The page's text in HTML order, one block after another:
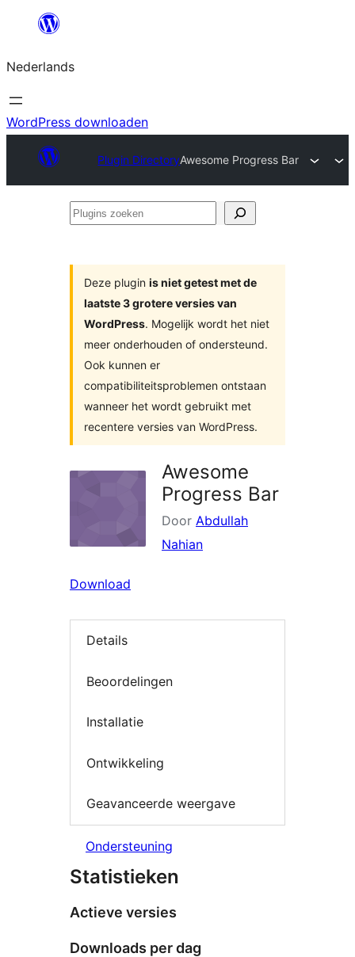
de
inhoud
Nederlands
WordPress downloaden
Plugin DirectoryAwesome Progress Bar
Plugins
Deze plugin is niet getest met de
laatste 3 grotere versies van
WordPress. Mogelijk wordt het niet
meer onderhouden of ondersteund.
Ook kunnen er
compatibiliteitsproblemen ontstaan
wanneer het wordt gebruikt met
recentere versies van WordPress.
Awesome
Progress Bar
Door Abdullah
Nahian
Download
Details
Beoordelingen
Installatie
Ontwikkeling
Geavanceerde weergave
Ondersteuning
Statistieken
Actieve versies
Downloads per dag